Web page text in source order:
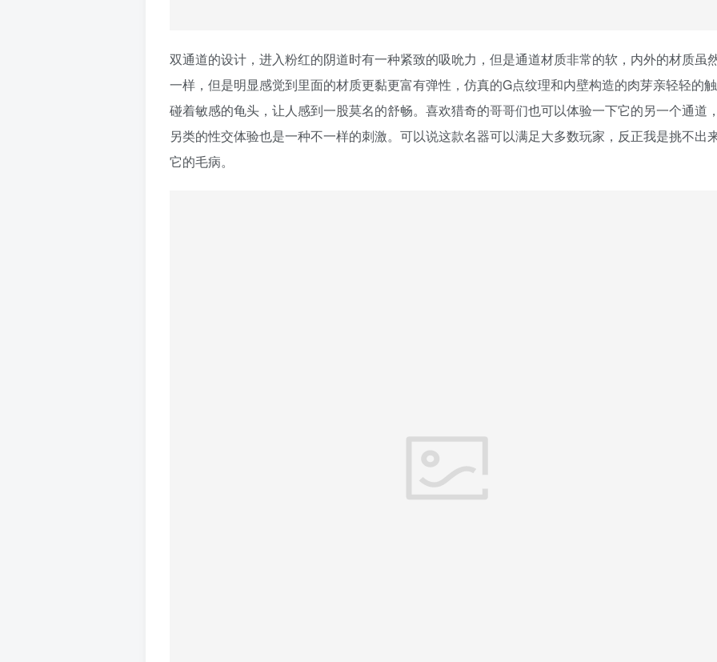
双通道的设计，进入粉红的阴道时有一种紧致的吸吮力，但是通道材质非常的软，内外的材质虽
一样，但是明显感觉到里面的材质更黏更富有弹性，仿真的G点纹理和内壁构造的肉芽亲轻轻的触
碰着敏感的龟头，让人感到一股莫名的舒畅。喜欢猎奇的哥哥们也可以体验一下它的另一个通道
另类的性交体验也是一种不一样的刺激。可以说这款名器可以满足大多数玩家，反正我是挑不出
它的毛病。